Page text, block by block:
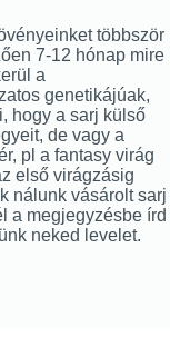
többször
7-12 hónap mire
a
genetikájúak,
hogy a sarj külső
de vagy a
pl a fantasy virág
első virágzásig
nálunk vásárolt sarj
a megjegyzésbe írd
neked levelet.